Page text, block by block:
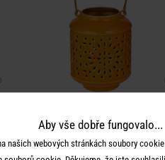
BLUE MAROCCO
Lucerna 13 cm - oranžová
Aby vše dobře fungovalo...
našich webových stránkách soubory